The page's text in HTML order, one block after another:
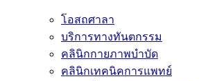
โอสถศาลา
บริการทางทันตกรรม
คลินิกกายภาพบำบัด
คลินิกเทคนิคการแพทย์